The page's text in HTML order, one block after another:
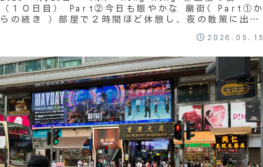
（１０日目） Part②今日も賑やかな 廟街( Part①か
らの続き ）部屋で２時間ほど休憩し、夜の散策に出
2026.05.15